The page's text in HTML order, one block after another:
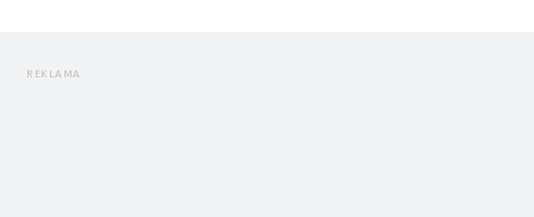
REKLAMA